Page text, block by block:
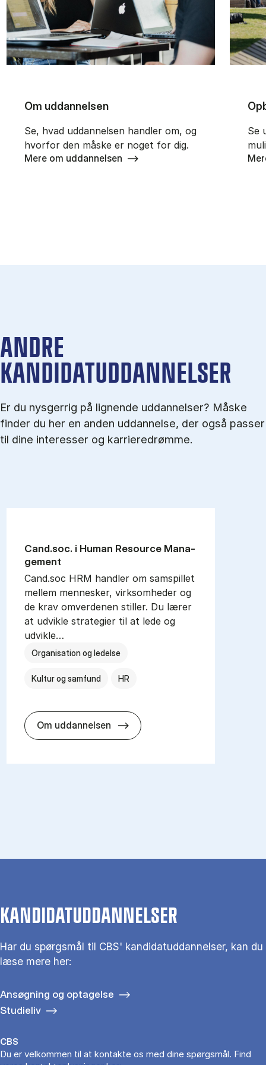
Om uddannelsen
Se, hvad uddannelsen handler om, og
hvorfor den måske er noget for dig.
Mere om uddannelsen
Se
ANDRE
KANDIDATUDDANNELSER
Er du nysgerrig på lignende uddannelser? Måske
finder du her en anden uddannelse, der også passer
til dine interesser og karrieredrømme.
Cand.soc. i Hu­man Resour­ce Ma­na­
ge­ment
Cand.soc HRM handler om samspillet
mellem mennesker, virksomheder og
de krav omverdenen stiller. Du lærer
at udvikle strategier til at lede og
udvikle…
Organisation og ledelse
Kultur og samfund HR
Om uddannelsen Cand.soc. i Hu­man Resour­ce
KANDIDATUDDANNELSER
Har du spørgs­mål til CBS' kandidat­uddannelser, kan du
læse mere her:
Ansøgning og optagelse
Studieliv
CBS
Du er velkommen til at kontakte os med dine spørgsmål. Find